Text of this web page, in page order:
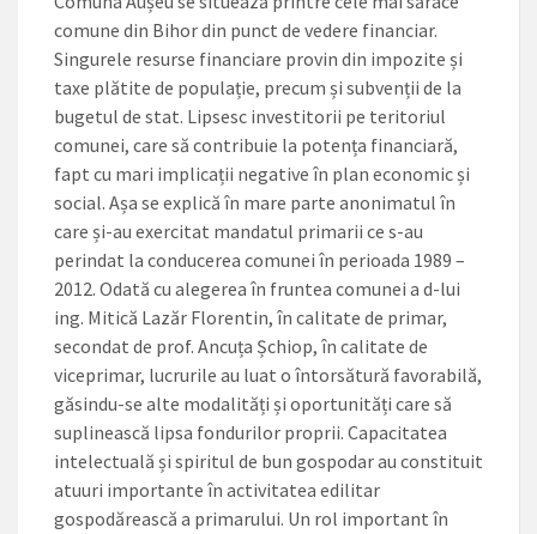
comune din Bihor din punct de vedere financiar.
Singurele resurse financiare provin din impozite și
taxe plătite de populație, precum și subvenții de la
bugetul de stat. Lipsesc investitorii pe teritoriul
comunei, care să contribuie la potența financiară,
fapt cu mari implicații negative în plan economic și
social. Așa se explică în mare parte anonimatul în
care și-au exercitat mandatul primarii ce s-au
perindat la conducerea comunei în perioada 1989 –
2012. Odată cu alegerea în fruntea comunei a d-lui
ing. Mitică Lazăr Florentin, în calitate de primar,
secondat de prof. Ancuța Șchiop, în calitate de
viceprimar, lucrurile au luat o întorsătură favorabilă,
găsindu-se alte modalități și oportunități care să
suplinească lipsa fondurilor proprii. Capacitatea
intelectuală și spiritul de bun gospodar au constituit
atuuri importante în activitatea edilitar
gospodărească a primarului. Un rol important în